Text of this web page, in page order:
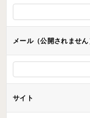
ョ
ン
メール（公開されません
サイト